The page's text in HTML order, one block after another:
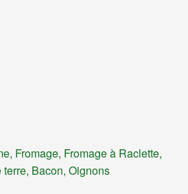
Fromage, Fromage à Raclette,
terre, Bacon, Oignons